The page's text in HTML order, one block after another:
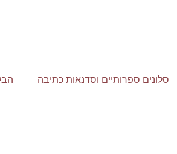
סלונים ספרותיים וסדנאות כתיבה